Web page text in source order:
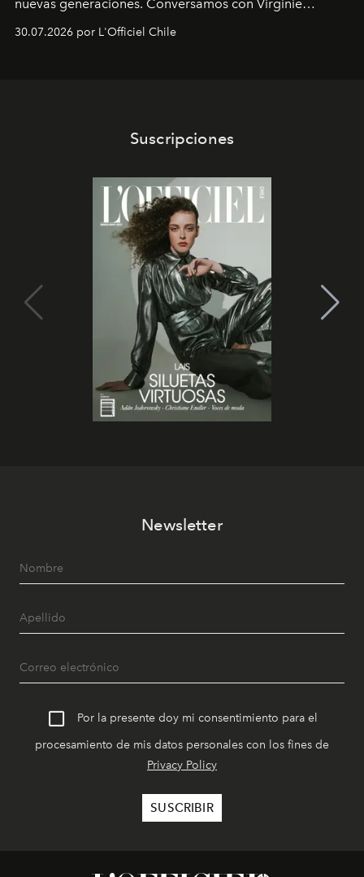
nuevas generaciones. Conversamos con Virginie
Dubray, la responsable de marketing para
Latinoamérica, sobre identidad, cultura y el valor
30.07.2026 por L'Officiel Chile
Suscripciones
Newsletter
Por la presente doy mi consentimiento para el
procesamiento de mis datos personales con los fines de
Privacy Policy